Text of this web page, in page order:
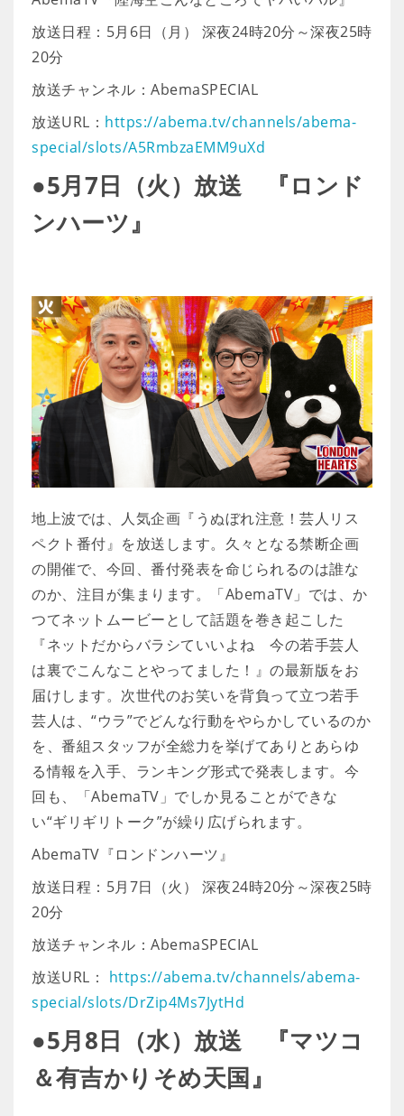
放送日程：5月6日（月） 深夜24時20分～深夜25時
20分
放送チャンネル：AbemaSPECIAL
放送URL： https://abema.tv/channels/abema-
special/slots/A5RmbzaEMM9uXd
●5月7日（火）放送 『ロンド
ンハーツ』
地上波では、人気企画『うぬぼれ注意！芸人リス
ペクト番付』を放送します。久々となる禁断企画
の開催で、今回、番付発表を命じられるのは誰な
のか、注目が集まります。「AbemaTV」では、か
つてネットムービーとして話題を巻き起こした
『ネットだからバラシていいよね 今の若手芸人
は裏でこんなことやってました！』の最新版をお
届けします。次世代のお笑いを背負って立つ若手
芸人は、“ウラ”でどんな行動をやらかしているのか
を、番組スタッフが全総力を挙げてありとあらゆ
る情報を入手、ランキング形式で発表します。今
回も、「AbemaTV」でしか見ることができな
い“ギリギリトーク”が繰り広げられます。
AbemaTV『ロンドンハーツ』
放送日程：5月7日（火） 深夜24時20分～深夜25時
20分
放送チャンネル：AbemaSPECIAL
放送URL： https://abema.tv/channels/abema-
special/slots/DrZip4Ms7JytHd
●5月8日（水）放送 『マツコ
＆有吉かりそめ天国』